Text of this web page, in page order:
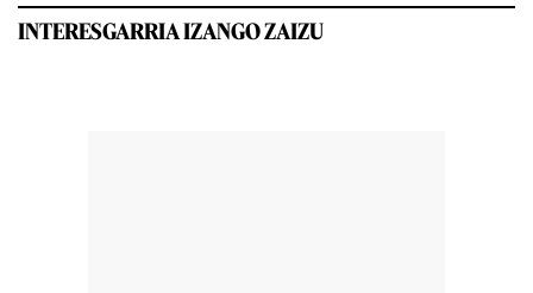
INTERESGARRIA IZANGO ZAIZU